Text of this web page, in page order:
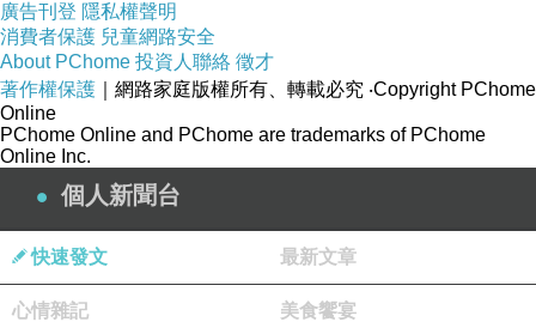
廣告刊登 隱私權聲明
消費者保護 兒童網路安全
About PChome 投資人聯絡 徵才
著作權保護 ｜網路家庭版權所有、轉載必究 ‧Copyright PChome
Online
PChome Online and PChome are trademarks of PChome
Online Inc.
個人新聞台
快速發文 最新文章
心情雜記 美食饗宴